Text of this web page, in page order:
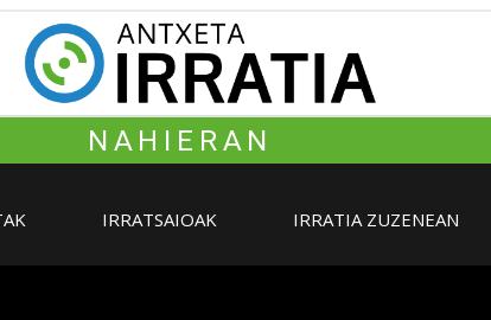
NAHIERAN
IRRATSAIOAK IRRATIA ZUZENEAN